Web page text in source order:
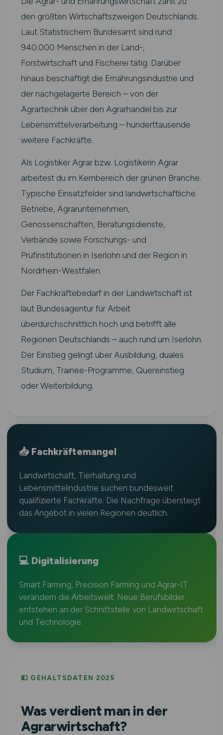
den größten Wirtschaftszweigen Deutschlands.
Laut Statistischem Bundesamt sind rund
940.000 Menschen in der Land-,
Forstwirtschaft und Fischerei tätig. Darüber
hinaus beschäftigt die Ernährungsindustrie und
der nachgelagerte Bereich – von der
Agrartechnik über den Agrarhandel bis zur
Lebensmittelverarbeitung – hunderttausende
weitere Fachkräfte.
Als Logistiker Agrar bzw. Logistikerin Agrar
arbeitest du im Kernbereich der grünen Branche.
Typische Einsatzfelder sind landwirtschaftliche
Betriebe, Agrarunternehmen,
Genossenschaften, Beratungsdienste,
Verbände sowie Forschungs- und
Prüfinstitutionen in Iserlohn und der Region in
Nordrhein-Westfalen.
Der Fachkräftebedarf in der Landwirtschaft ist
laut Bundesagentur für Arbeit
überdurchschnittlich hoch und betrifft alle
Regionen Deutschlands – auch rund um Iserlohn.
Der Einstieg gelingt über Ausbildung, duales
Studium, Trainee-Programme, Quereinstieg
oder Weiterbildung.
📥 Fachkräftemangel
Landwirtschaft, Tierhaltung und
Lebensmittelindustrie suchen bundesweit
qualifizierte Fachkräfte. Die Nachfrage übersteigt
das Angebot in vielen Regionen deutlich.
💻 Digitalisierung
Smart Farming, Precision Farming und Agrar-IT
verändern die Arbeitswelt. Neue Berufsbilder
entstehen an der Schnittstelle von Landwirtschaft
und Technologie.
💵 GEHALTSDATEN 2025
Was verdient man in der
Agrarwirtschaft?